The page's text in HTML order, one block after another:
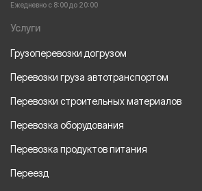
Ежедневно с 8:00 до 20:00
Услуги
Грузоперевозки догрузом
Перевозки груза автотранспортом
Перевозки строительных материалов
Перевозка оборудования
Перевозка продуктов питания
Переезд